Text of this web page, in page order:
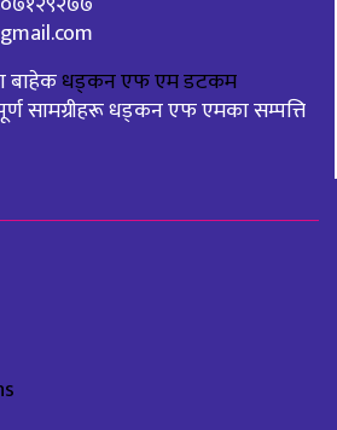
बाहेकधड्कन एफ एम डटकम
सामग्रीहरू धड्कन एफ एमका सम्पत्ति